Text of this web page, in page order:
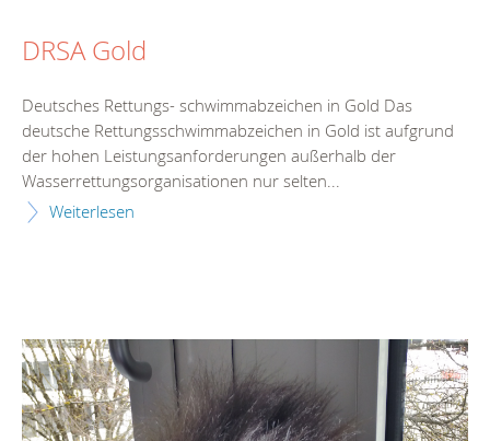
DRSA Gold
Deutsches Rettungs- schwimmabzeichen in Gold Das
deutsche Rettungsschwimmabzeichen in Gold ist aufgrund
der hohen Leistungsanforderungen außerhalb der
Wasserrettungsorganisationen nur selten...
Weiterlesen